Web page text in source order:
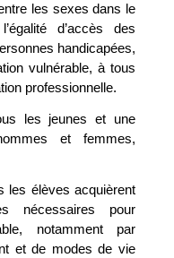
les sexes dans le
d’accès des
handicapées,
vulnérable, à tous
professionnelle.
les jeunes et une
et femmes,
les élèves acquièrent
nécessaires pour
notamment par
et de modes de vie